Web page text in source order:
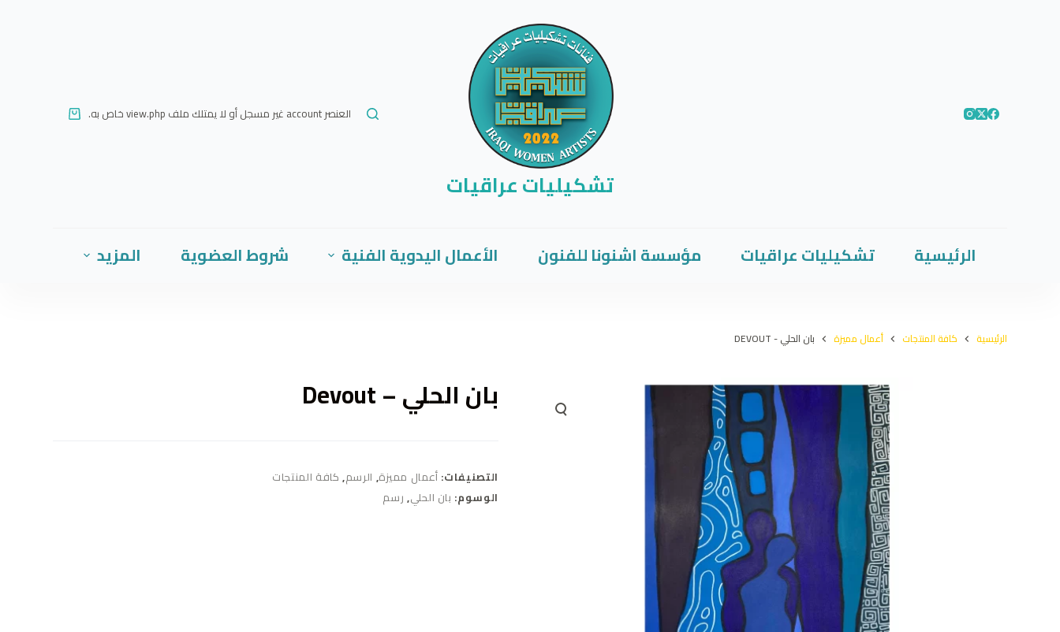
تشكيليات عراقيات
العنصر account غير مسجل أو لا يمتلك ملف view.php خاص به.
الرئيسية تشكيليات عراقيات مؤسسة اشنونا للفنون الأعمال اليدوية الفنية شروط العضوية المزيد
الرئيسية كافة المنتجات أعمال مميزة بان الحلي - DEVOUT
بان الحلي – Devout
التصنيفات: أعمال مميزة, الرسم, كافة المنتجات
الوسوم: بان الحلي, رسم